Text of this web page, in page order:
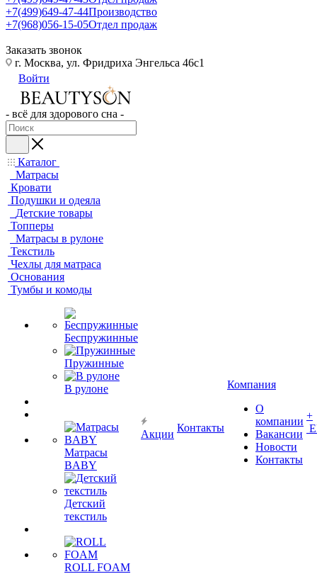
+7(499)649-47-44Производство
+7(968)056-15-05Отдел продаж
Заказать звонок
г. Москва, ул. Фридриха Энгельса 46с1
Войти
- всё для здорового сна -
Каталог
Матрасы
Кровати
Подушки и одеяла
Детские товары
Топперы
Матрасы в рулоне
Текстиль
Чехлы для матраса
Основания
Тумбы и комоды
Беспружинные
Пружинные
В рулоне
Матрасы
BABY
Детский
текстиль
ROLL FOAM
Акции
Контакты
Компания
О
компании
Вакансии
Новости
Контакты
+